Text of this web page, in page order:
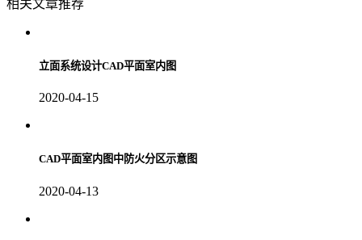
相关文章推荐
立面系统设计CAD平面室内图
2020-04-15
CAD平面室内图中防火分区示意图
2020-04-13